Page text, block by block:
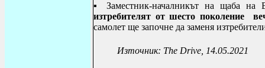
▪ Заместник-началникът на щаба
изтребителят от шесто поколение
самолет ще започне да заменя
Източник: The Drive , 14.05.2021